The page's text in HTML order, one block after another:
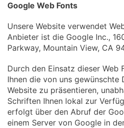
Google Web Fonts
Unsere Website verwendet
Anbieter ist die Google Inc.,
Parkway, Mountain View, CA
Durch den Einsatz dieser Web
Ihnen die von uns gewünschte
Website zu präsentieren,
Schriften Ihnen lokal zur
erfolgt über den Abruf der
einem Server von Google in